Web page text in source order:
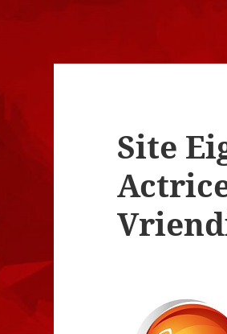
Site